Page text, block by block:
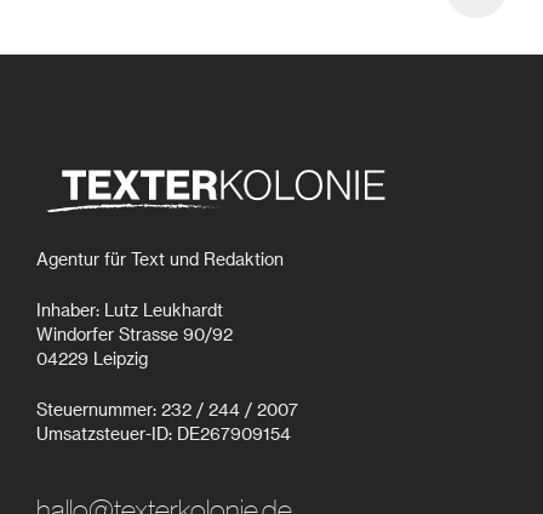
Agentur für Text und Redaktion
Inhaber: Lutz Leukhardt
Windorfer Strasse 90/92
04229 Leipzig
Steuernummer: 232 / 244 / 2007
Umsatzsteuer-ID: DE267909154